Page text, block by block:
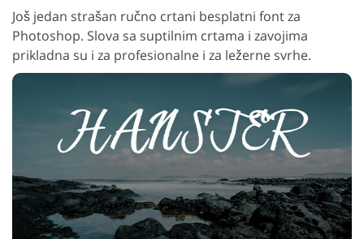
Još jedan strašan ručno crtani besplatni font za
Photoshop. Slova sa suptilnim crtama i zavojima
prikladna su i za profesionalne i za ležerne svrhe.